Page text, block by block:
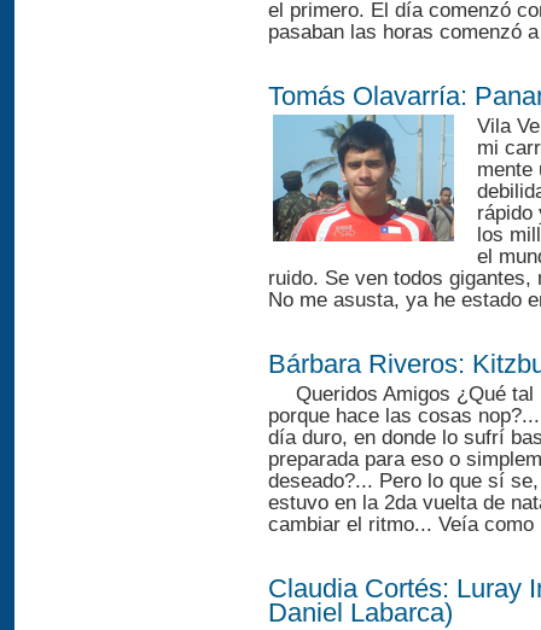
el primero. El día comenzó
pasaban las horas comenzó
Tomás Olavarría:
Vila
mi
mente
rápido
los
el
ruido. Se ven todos
No me asusta, ya he estado
Bárbara Riveros:
Queridos Amigos ¿Qué
porque hace las cosas
día duro, en donde lo sufrí
preparada para eso o
deseado?... Pero lo que sí
estuvo en la 2da vuelta de
cambiar el ritmo... Veía
Claudia Cortés: Luray
Daniel Labarca)